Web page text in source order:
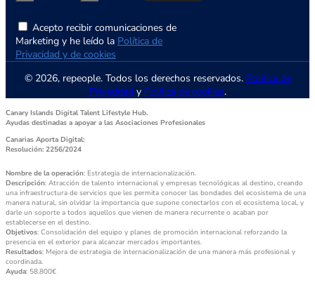
Acepto recibir comunicaciones de
Marketing y he leído la Política de
Privacidad y de cookies
© 2026, repeople. Todos los derechos reservados. Política de
Privacidad y Política de cookies.
Canary Islands Digital Talent Lifestyle Hub.
Ayudas destinadas a apoyar a las Asociaciones Profesionales
Canarias Aporta Digital:
Resolución: 2256/2024
Nombre de la operación: Estrategia de internacionalización.
Descripción: Atracción de talento internacional y empresas tecnológicas al destino, creando
una infraestructura de servicios que les permita conocer las bondades del ecosistema de una
manera natural, sin olvidar la importancia que supone conectarlos con el ecosistema local, y
darle un soporte a todos aquellos que vienen de manera recurrente o acaban por
establecerse en el destino.
Objetivos: Consolidación del equipo y planes de promoción internacional reforzando la
presencia en el exterior para alcanzar mercados importantes.
Resultados: Mejora de estrategia de internacionalización de una manera más profesional y
coordinada.
Ayuda: 58.800€